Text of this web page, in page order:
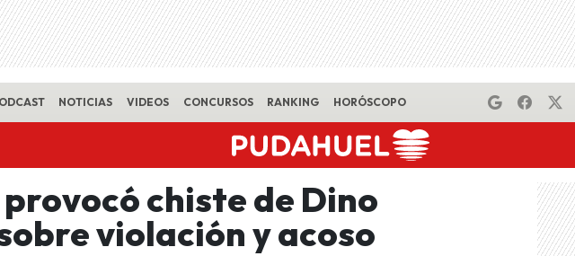
NOTICIAS VIDEOS CONCURSOS RANKING HORÓSCOPO
chiste de Dino
violación y acoso